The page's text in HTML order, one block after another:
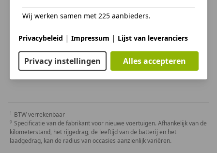
BTW verrekenbaar
Specificatie van de fabrikant voor nieuwe voertuigen. Afhankelijk van de
kilometerstand, het rijgedrag, de leeftijd van de batterij en het
laadgedrag, kan de radius van occasies aanzienlijk variëren.
Wij werken samen met 225 aanbieders.
Privacybeleid | Impressum | Lijst van leveranciers
Privacy instellingen Alles accepteren